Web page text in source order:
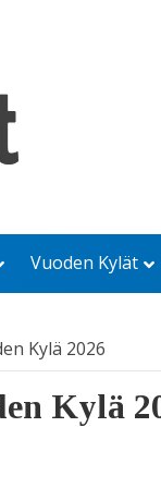
Vuoden Kylät
Kylä 2026
Kylä